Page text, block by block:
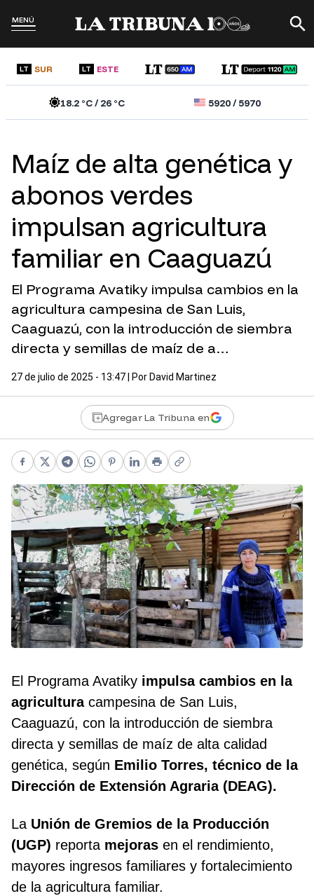
MENÚ
LT SUR LT ESTE
18.2 °C /26 °C 5920/5970
Maíz de alta genética y
abonos verdes
impulsan agricultura
familiar en Caaguazú
El Programa Avatiky impulsa cambios en la
agricultura campesina de San Luis,
Caaguazú, con la introducción de siembra
directa y semillas de maíz de a…
27 de julio de 2025 - 13:47 | Por David Martinez
Agregar La Tribuna en
Facebook
X Telegram
WhatsApp
Pinterest
LinkedIn
PrintCopy link
El Programa Avatiky impulsa cambios en la
agriculturacampesina de San Luis,
Caaguazú, con la introducción de siembra
directa y semillas de maíz de alta calidad
genética, según Emilio Torres, técnico de la
Dirección de Extensión Agraria (DEAG).
La Unión de Gremios de la Producción
(UGP) reporta mejoras en el rendimiento,
mayores ingresos familiares y fortalecimiento
de la agricultura familiar.